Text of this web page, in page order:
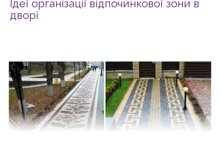
Ідеї організації відпочинкової зони в
дворі